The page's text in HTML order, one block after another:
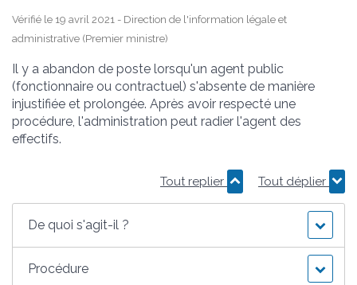
Vérifié le 19 avril 2021 - Direction de l'information légale et
administrative (Premier ministre)
Il y a abandon de poste lorsqu'un agent public
(fonctionnaire ou contractuel) s'absente de manière
injustifiée et prolongée. Après avoir respecté une
procédure, l'administration peut radier l'agent des
effectifs.
Tout replier Tout déplier
De quoi s'agit-il ?
Procédure